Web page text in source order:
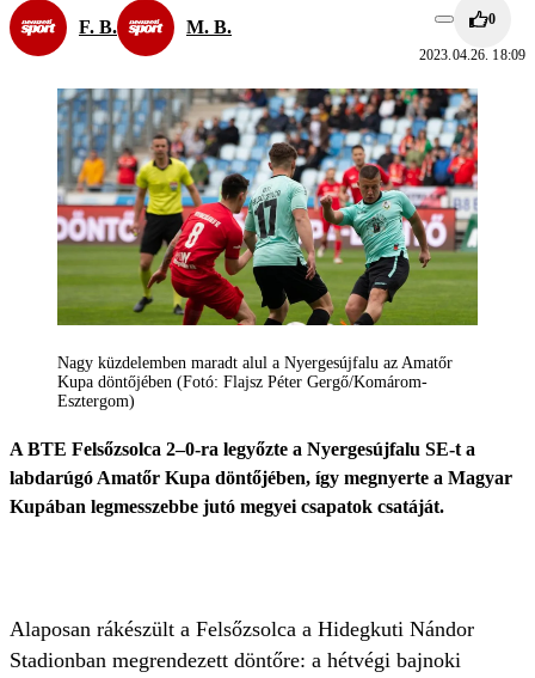
F. B. M. B. 0
2023.04.26. 18:09
Nagy küzdelemben maradt alul a Nyergesújfalu az Amatőr
Kupa döntőjében (Fotó: Flajsz Péter Gergő/Komárom-
Esztergom)
A BTE Felsőzsolca 2–0-ra legyőzte a Nyergesújfalu SE-t a
labdarúgó Amatőr Kupa döntőjében, így megnyerte a Magyar
Kupában legmesszebbe jutó megyei csapatok csatáját.
Alaposan rákészült a Felsőzsolca a Hidegkuti Nándor
Stadionban megrendezett döntőre: a hétvégi bajnoki